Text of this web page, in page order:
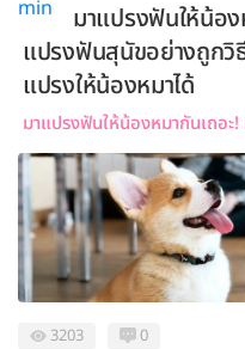
มาแปรงฟันให้น้อ
แปรงฟันสุนัขอย่างถูกวิธี
แปรงให้น้องหมาได้
มาแปรงฟันให้น้องหมากันเถอ
3203 0